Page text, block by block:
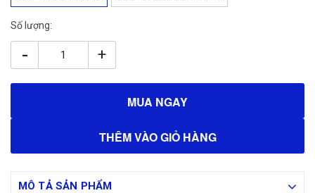
Số lượng:
- +
MUA NGAY
THÊM VÀO GIỎ HÀNG
MÔ TẢ SẢN PHẨM